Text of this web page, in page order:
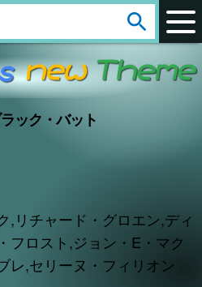
ック・バット
,リチャード・グロエン,ディ
フロスト,ジョン・E・マク
レ,セリーヌ・フィリオン
arrow_circle_down